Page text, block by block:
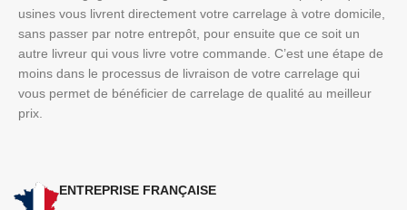
usines vous livrent directement votre carrelage à votre domicile,
sans passer par notre entrepôt, pour ensuite que ce soit un
autre livreur qui vous livre votre commande. C’est une étape de
moins dans le processus de livraison de votre carrelage qui
vous permet de bénéficier de carrelage de qualité au meilleur
prix.
ENTREPRISE FRANÇAISE